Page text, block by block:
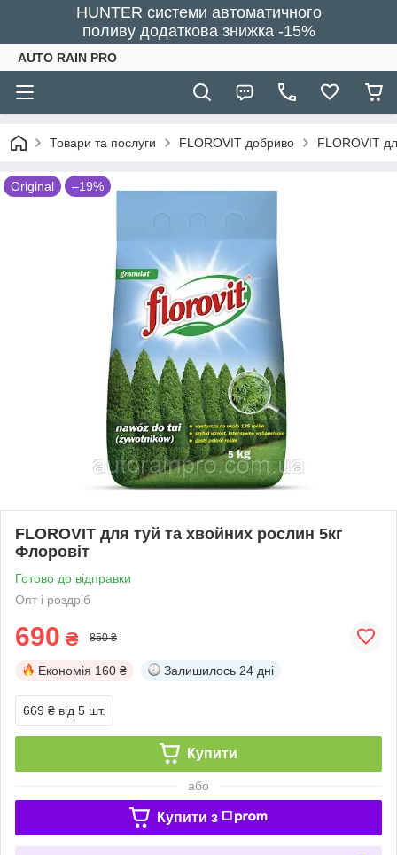
HUNTER системи автоматичного
поливу додаткова знижка -15%
AUTO RAIN PRO
Товари та послуги FLOROVIT добриво FLOROVIT
Original –19%
FLOROVIT для туй та хвойних рослин 5кг
Флоровіт
Готово до відправки
Опт і роздріб
690 ₴ 850 ₴
Економія 160 ₴ Залишилось 24 дні
669 ₴ від 5 шт.
Купити
або
Купити з